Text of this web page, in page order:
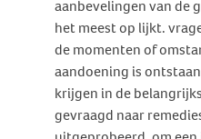
aanbevelingen van de
het meest op lijkt.
de momenten of
aandoening is
krijgen in de
gevraagd naar